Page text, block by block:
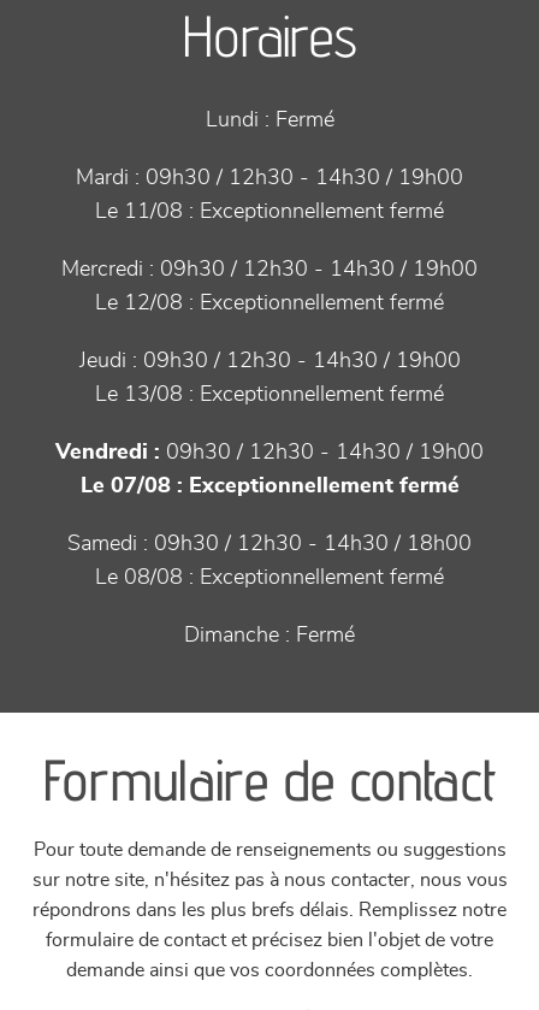
Horaires
Lundi : Fermé
Mardi : 09h30 / 12h30 - 14h30 / 19h00
Le 11/08 : Exceptionnellement fermé
Mercredi : 09h30 / 12h30 - 14h30 / 19h00
Le 12/08 : Exceptionnellement fermé
Jeudi : 09h30 / 12h30 - 14h30 / 19h00
Le 13/08 : Exceptionnellement fermé
Vendredi : 09h30 / 12h30 - 14h30 / 19h00
Le 07/08 : Exceptionnellement fermé
Samedi : 09h30 / 12h30 - 14h30 / 18h00
Le 08/08 : Exceptionnellement fermé
Dimanche : Fermé
Formulaire de contact
Pour toute demande de renseignements ou suggestions
sur notre site, n'hésitez pas à nous contacter, nous vous
répondrons dans les plus brefs délais. Remplissez notre
formulaire de contact et précisez bien l'objet de votre
demande ainsi que vos coordonnées complètes.